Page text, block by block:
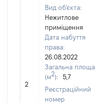
2
Вид об'єкта:
Нежитлове
приміщення
Дата набуття
права:
26.08.2022
Загальна площа
(м2):
5,7
Реєстраційний
номер